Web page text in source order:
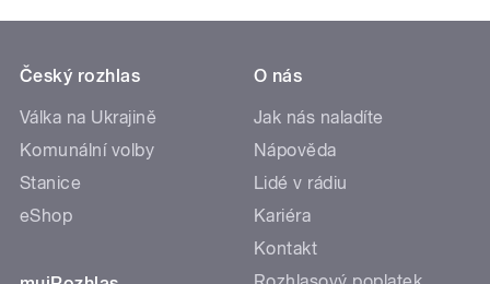
Český rozhlas
Válka na Ukrajině
Komunální volby
Stanice
eShop
O nás
Jak nás naladíte
Nápověda
Lidé v rádiu
Kariéra
Kontakt